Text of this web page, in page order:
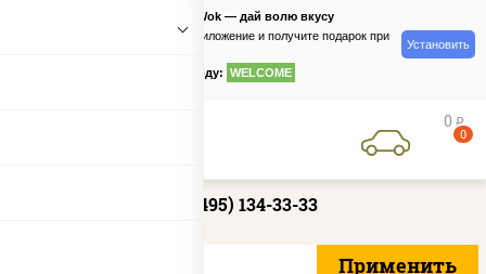
PizzaSushiWok — дай волю вкусу
Скачайте приложение и получите подарок при
по промокоду: WELCOME
Установить
0 руб
0
+7 (495) 134-33-33